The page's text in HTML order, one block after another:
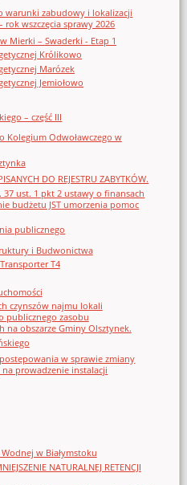
warunki zabudowy i lokalizacji
wszczęcia sprawy 2026
Mierki – Swaderki - Etap 1
Królikowo
Marózek
Jemiołowo
– część III
Kolegium Odwoławczego w
DO REJESTRU ZABYTKÓW.
ust. 1 pkt 2 ustawy o finansach
budżetu JST umorzenia pomoc
publicznego
i Budwonictwa
T4
czynszów najmu lokali
publicznego zasobu
na obszarze Gminy Olsztynek.
w sprawie zmiany
prowadzenie instalacji
w Białymstoku
NATURALNEJ RETENCJI